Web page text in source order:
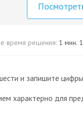
время решения: 1 мин.
и запишите
характерно для